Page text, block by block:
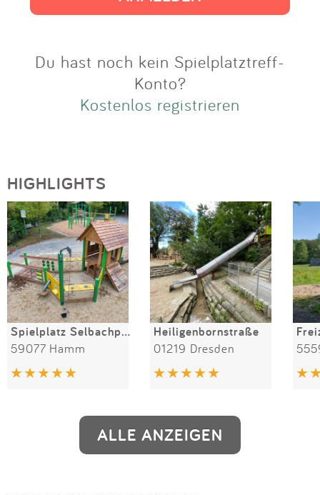
Du hast noch kein Spielplatztreff-
Konto?
Kostenlos registrieren
HIGHLIGHTS
Spielplatz Selbachpark
59077 Hamm
Heiligenbornstraße
01219 Dresden
ALLE ANZEIGEN